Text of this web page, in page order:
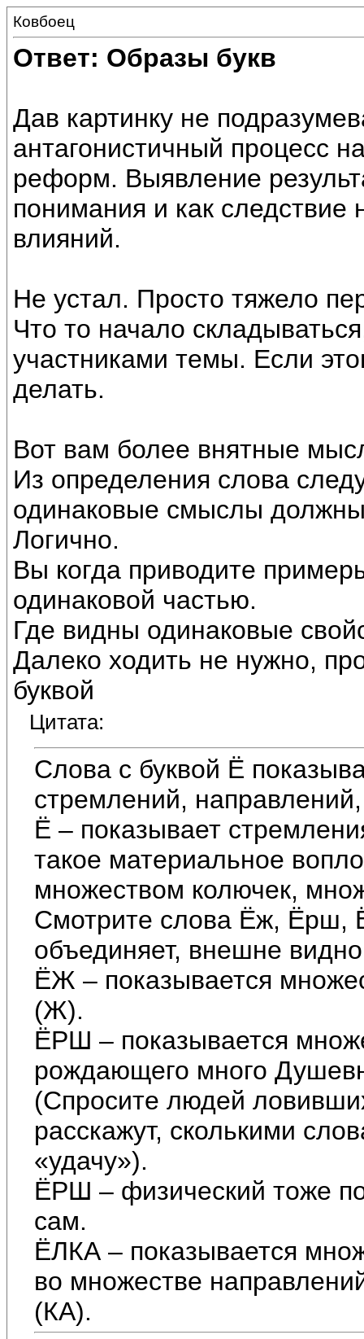
Ковбоец
Ответ: Образы букв
Дав картинку не
антагонистичный процесс
реформ. Выявление
понимания и как следствие
влияний.
Не устал. Просто тяжело
Что то начало
участниками темы. Если
делать.
Вот вам более внятные
Из определения слова
одинаковые смыслы должны
Логично.
Вы когда приводите
одинаковой частью.
Где видны одинаковые
Далеко ходить не нужно,
буквой
Цитата:
Слова с буквой Ё
стремлений,
Ё – показывает
такое материальное
множеством колючек,
Смотрите слова Ёж, Ёрш,
объединяет, внешне
ЁЖ – показывается
(Ж).
ЁРШ – показывается
рождающего много
(Спросите людей
расскажут, сколькими
«удачу»).
ЁРШ – физический тоже
сам.
ЁЛКА – показывается
во множестве
(КА).